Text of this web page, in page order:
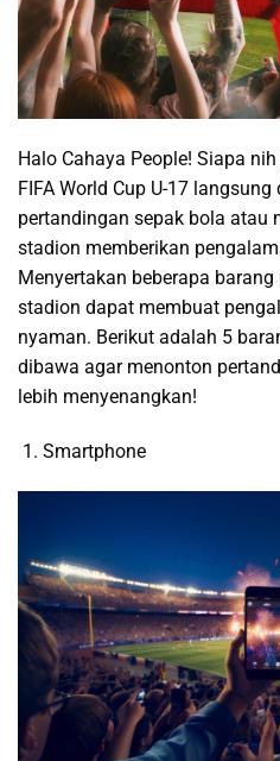
Halo Cahaya People! Siapa
FIFA World Cup U-17
pertandingan sepak bola atau
stadion memberikan
Menyertakan beberapa
stadion dapat membuat
nyaman. Berikut adalah 5
dibawa agar menonton
lebih menyenangkan!
Smartphone